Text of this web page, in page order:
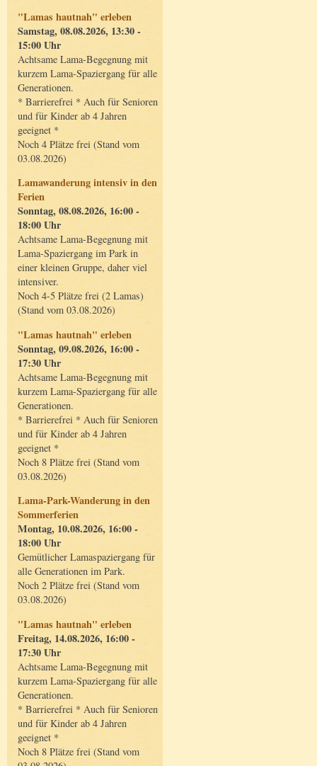
"Lamas hautnah" erleben
Samstag, 08.08.2026, 13:30 -
15:00 Uhr
Achtsame Lama-Begegnung mit
kurzem Lama-Spaziergang für alle
Generationen.
* Barrierefrei * Auch für Senioren
und für Kinder ab 4 Jahren
geeignet *
Noch 4 Plätze frei (Stand vom
03.08.2026)
Lamawanderung intensiv in den
Ferien
Sonntag, 08.08.2026, 16:00 -
18:00 Uhr
Achtsame Lama-Begegnung mit
Lama-Spaziergang im Park in
einer kleinen Gruppe, daher viel
intensiver.
Noch 4-5 Plätze frei (2 Lamas)
(Stand vom 03.08.2026)
"Lamas hautnah" erleben
Sonntag, 09.08.2026, 16:00 -
17:30 Uhr
Achtsame Lama-Begegnung mit
kurzem Lama-Spaziergang für alle
Generationen.
* Barrierefrei * Auch für Senioren
und für Kinder ab 4 Jahren
geeignet *
Noch 8 Plätze frei (Stand vom
03.08.2026)
Lama-Park-Wanderung in den
Sommerferien
Montag, 10.08.2026, 16:00 -
18:00 Uhr
Gemütlicher Lamaspaziergang für
alle Generationen im Park.
Noch 2 Plätze frei (Stand vom
03.08.2026)
"Lamas hautnah" erleben
Freitag, 14.08.2026, 16:00 -
17:30 Uhr
Achtsame Lama-Begegnung mit
kurzem Lama-Spaziergang für alle
Generationen.
* Barrierefrei * Auch für Senioren
und für Kinder ab 4 Jahren
geeignet *
Noch 8 Plätze frei (Stand vom